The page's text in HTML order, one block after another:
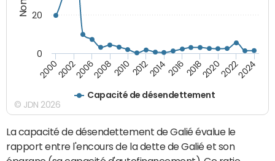
Capacité de désendettement
20002002200620082010 2012201420162018202020222024
0
20
© JDN 2026
La capacité de désendettement de Galié évalue le
rapport entre l'encours de la dette de Galié et son